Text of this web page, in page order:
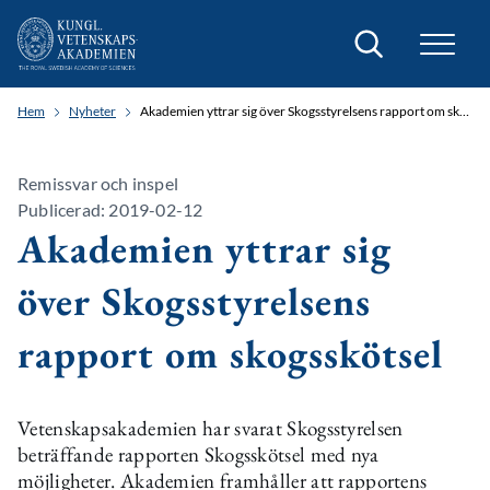
Sök
Hem Nyheter Akademien yttrar sig över Skogsstyrelsens rapport om skogsskötsel
Remissvar och inspel
Publicerad: 2019-02-12
Akademien yttrar sig
över Skogsstyrelsens
rapport om skogsskötsel
Vetenskapsakademien har svarat Skogsstyrelsen
beträffande rapporten Skogsskötsel med nya
möjligheter. Akademien framhåller att rapportens